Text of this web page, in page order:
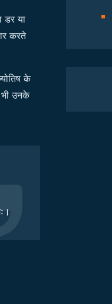
डर या
करते
के
भी उनके